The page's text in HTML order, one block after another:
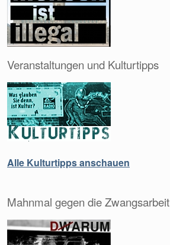
Veranstaltungen und Kulturtipps
Alle Kulturtipps anschauen
Mahnmal gegen die Zwangsarbeit